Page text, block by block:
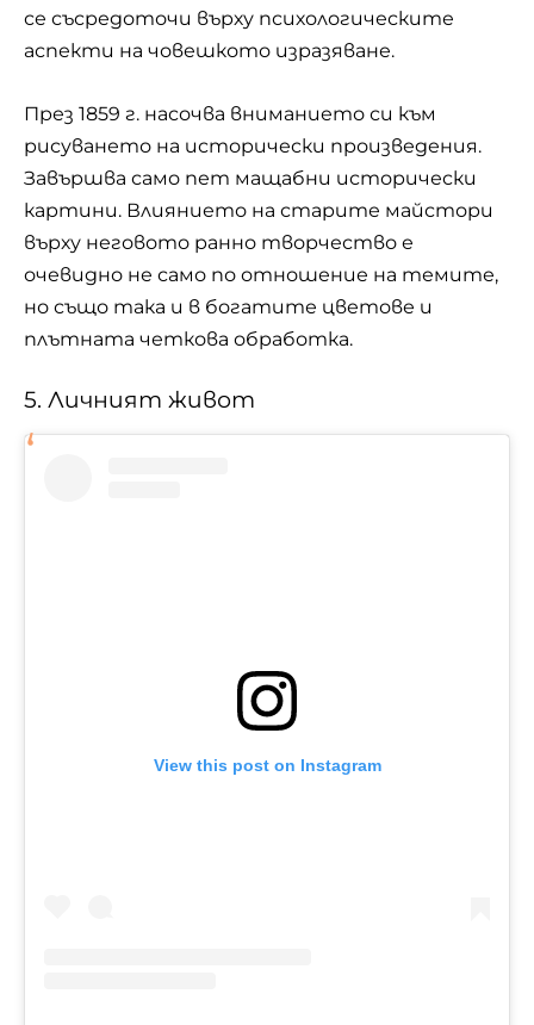
се съсредоточи върху психологическите
аспекти на човешкото изразяване.
През 1859 г. насочва вниманието си към
рисуването на исторически произведения.
Завършва само пет мащабни исторически
картини. Влиянието на старите майстори
върху неговото ранно творчество е
очевидно не само по отношение на темите,
но също така и в богатите цветове и
плътната четкова обработка.
5. Личният живот
View this post on Instagram